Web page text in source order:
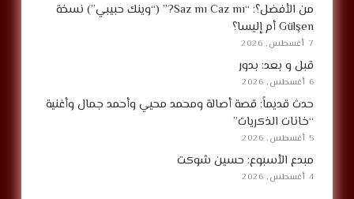
من الأفضل؟: “Saz mı Caz mı?” (“وينك حبيبي”) نسخة
Gülşen أم إليسا؟
7 أغسطس, 2026
قبل و بعد: بدور
6 أغسطس, 2026
حدث قديماً: قصة أصالة ومحمد محيي وأحمد جمال وأغنية
“خانات الذكريات”
5 أغسطس, 2026
مبدع الأسبوع: حسين شوكت
4 أغسطس, 2026